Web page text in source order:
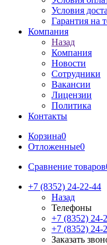
Условия
Гарантия на
Компания
Назад
Компания
Новости
Сотрудники
Вакансии
Лицензии
Политика
Контакты
Корзина0
Отложенные0
Сравнение товаров
+7 (8352) 24-22-44
Назад
Телефоны
+7 (8352) 24-
+7 (8352) 24-
Заказать